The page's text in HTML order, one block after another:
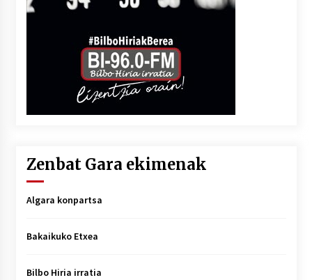
Zenbat Gara ekimenak
Algara konpartsa
Bakaikuko Etxea
Bilbo Hiria irratia